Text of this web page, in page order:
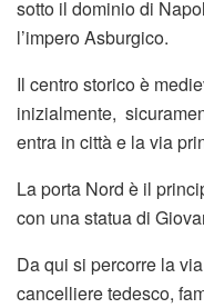
sotto il dominio di
l’impero Asburgico.
Il centro storico è
inizialmente,
entra in città e la via
La porta Nord è il
con una statua di
Da qui si percorre la
cancelliere tedesco,